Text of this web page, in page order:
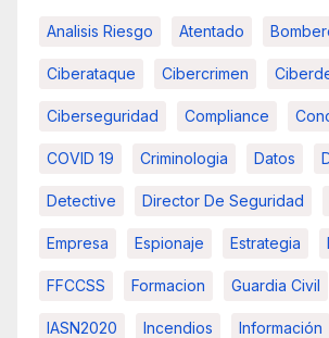
Analisis Riesgo Atentado
Ciberataque Cibercrimen
Ciberseguridad Compliance
COVID 19 Criminologia Datos
Detective Director De Seguridad
Empresa Espionaje Estrategia
FFCCSS Formacion Guardia Civil
IASN2020 Incendios Información